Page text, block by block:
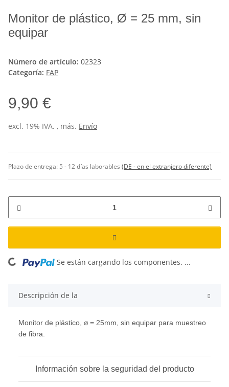
Monitor de plástico, Ø = 25 mm, sin
equipar
Número de artículo: 02323
Categoría: FAP
9,90 €
excl. 19% IVA. , más. Envío
Plazo de entrega: 5 - 12 días laborables (DE - en el extranjero diferente)
Loading... Se están cargando los componentes. ...
Descripción de la
Monitor de plástico, ⌀ = 25mm, sin equipar para muestreo
de fibra.
Información sobre la seguridad del producto